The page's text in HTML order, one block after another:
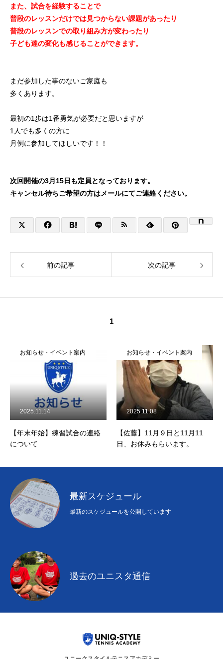
また、試合を経験することで
普段のレッスンだけでは見つからない課題があったり
普段のレッスンでの取り組み方が変わったり
子ども達の変化も感じることができます。
まだ参加した事のないご家庭も
多くあります。
最初の1歩は1番勇気が必要だと思いますが
1人でも多くの方に
月例に参加してほしいです！！
次回開催の3月15日も定員となっております。
キャンセル待ちご希望の方はメールにてご連絡ください。
前の記事 次の記事
1
お知らせ・イベント案内
【年末年始】練習試合の連絡
について
2025.11.14
お知らせ・イベント案内
【佐藤】11月９日と11月11
日、お休みもらいます。
2025.11.08
最新スケジュール
最新のスケジュールを公開しています
過去のユニスタ通信